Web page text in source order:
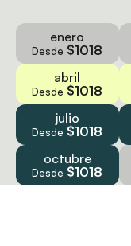
enero
Desde $1018
abril
Desde $1018
julio
Desde $1018
octubre
Desde $1018